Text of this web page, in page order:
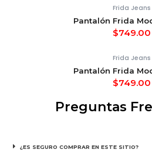
Frida Jeans
Pantalón Frida
$749.00
Frida Jeans
Pantalón Frida
$749.00
Preguntas
¿ES SEGURO COMPRAR EN ESTE SITIO?